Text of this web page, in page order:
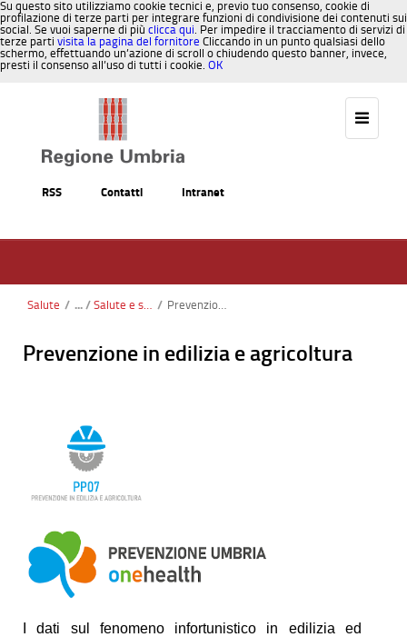
Su questo sito utilizziamo cookie tecnici e, previo tuo consenso, cookie di
profilazione di terze parti per integrare funzioni di condivisione dei contenuti sui
social. Se vuoi saperne di più clicca qui. Per impedire il tracciamento di servizi di
terze parti visita la pagina del fornitore Cliccando in un punto qualsiasi dello
schermo, effettuando un’azione di scroll o chiudendo questo banner, invece,
presti il consenso all’uso di tutti i cookie. OK
RSS Contatti Intranet
Salute / Salute e sicurezza sul lavoro / Prevenzione in edilizia e agricoltura
Prevenzione in edilizia e agricoltura
I dati sul fenomeno infortunistico in edilizia ed